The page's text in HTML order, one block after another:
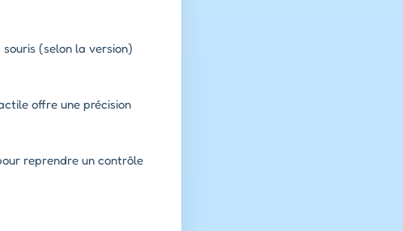
(selon la version)
offre une précision
reprendre un contrôle